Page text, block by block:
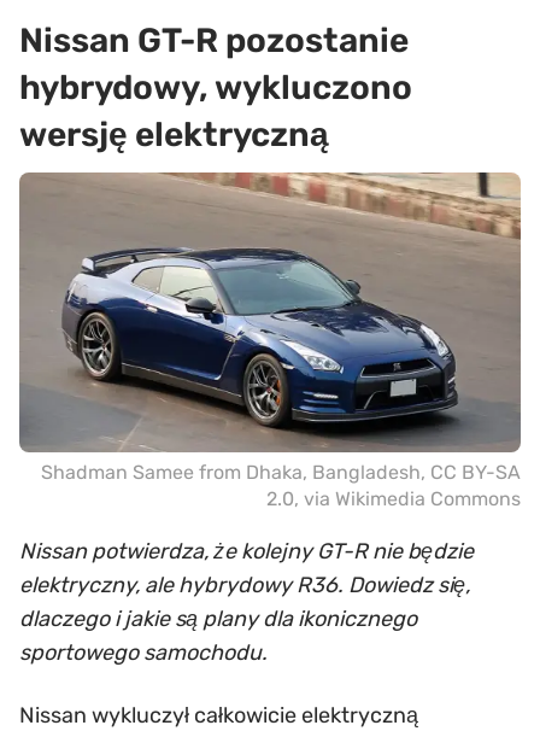
Nissan GT-R pozostanie
hybrydowy, wykluczono
wersję elektryczną
Shadman Samee from Dhaka, Bangladesh, CC BY-SA
2.0, via Wikimedia Commons
Nissan potwierdza, że kolejny GT-R nie będzie
elektryczny, ale hybrydowy R36. Dowiedz się,
dlaczego i jakie są plany dla ikonicznego
sportowego samochodu.
Nissan wykluczył całkowicie elektryczną